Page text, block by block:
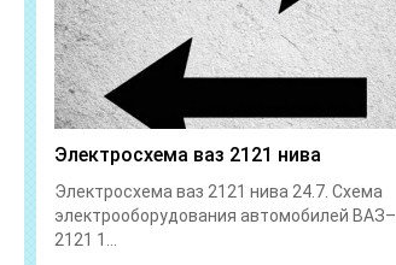
Электросхема ваз 2121 нива
Электросхема ваз 2121 нива 24.7. Схема
электрооборудования автомобилей ВАЗ–
2121 1...